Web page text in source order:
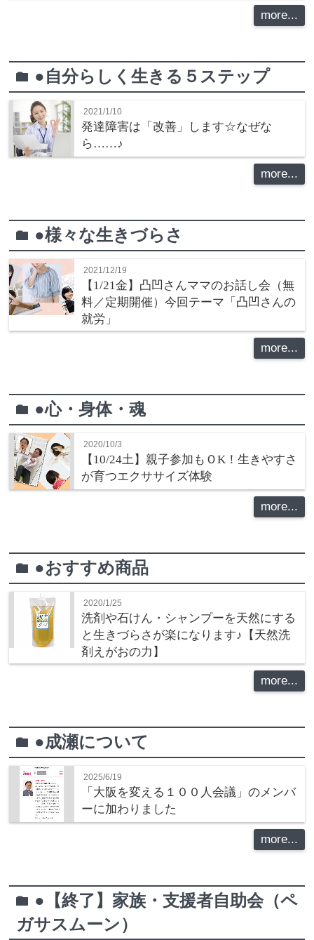
more...
folder ●自分らしく生きる５ステップ
2021/1/10
発達障害は「改善」します☆なぜな
ら……♪
more...
folder ●様々な生きづらさ
2021/12/19
【1/21金】凸凹さんママのお話し会（無
料／定期開催）今回テーマ「凸凹さんの
就労」
more...
folder ●心・身体・魂
2020/10/3
【10/24土】親子参加もＯK！生きやすさ
が育つエクササイズ体験
more...
folder ●おすすめ商品
2020/1/25
洗剤や石けん・シャンプーを天然にする
と生きづらさが楽になります♪【天然洗
剤えがおの力】
more...
folder ●成瀬について
2025/6/19
「大阪を変える１００人会議」のメンバ
ーに加わりました
more...
folder ●【終了】家族・支援者自助会（ペ
ガサスムーン）